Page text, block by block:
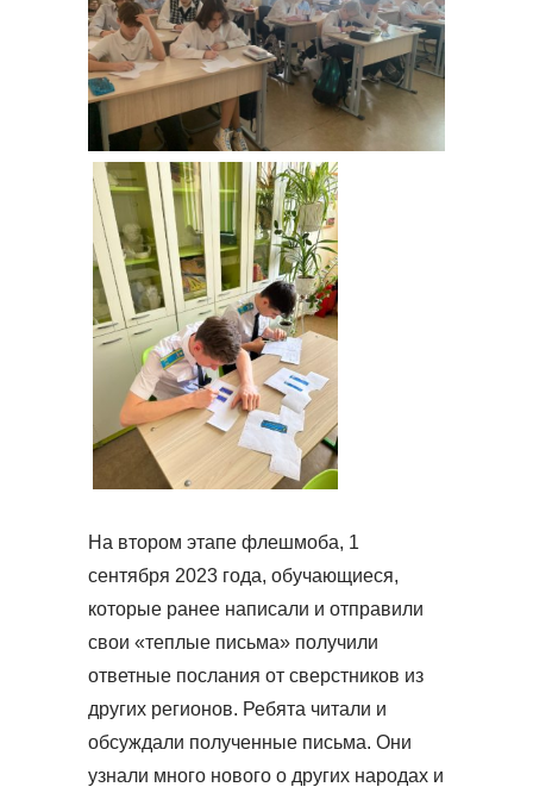
На втором этапе флешмоба, 1
сентября 2023 года, обучающиеся,
которые ранее написали и отправили
свои «теплые письма» получили
ответные послания от сверстников из
других регионов. Ребята читали и
обсуждали полученные письма. Они
узнали много нового о других народах и